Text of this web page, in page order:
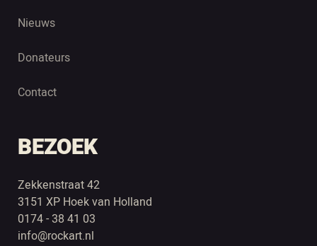
Nieuws
Donateurs
Contact
BEZOEK
Zekkenstraat 42
3151 XP Hoek van Holland
0174 - 38 41 03
info@rockart.nl